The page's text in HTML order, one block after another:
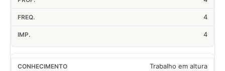
4
4
Trabalho em altura